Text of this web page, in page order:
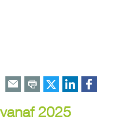
2025